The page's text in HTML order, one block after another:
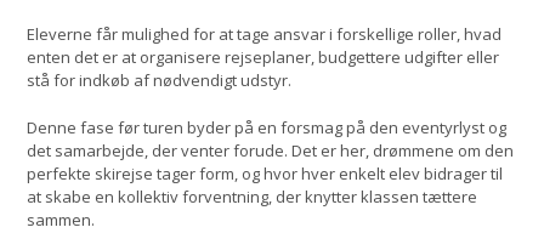
Eleverne får mulighed for at tage ansvar i forskellige roller, hvad
enten det er at organisere rejseplaner, budgettere udgifter eller
stå for indkøb af nødvendigt udstyr.
Denne fase før turen byder på en forsmag på den eventyrlyst og
det samarbejde, der venter forude. Det er her, drømmene om den
perfekte skirejse tager form, og hvor hver enkelt elev bidrager til
at skabe en kollektiv forventning, der knytter klassen tættere
sammen.